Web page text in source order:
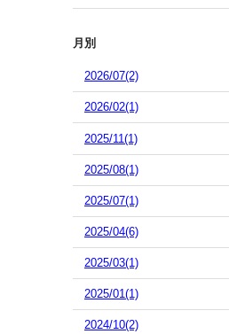
月別
2026/07(2)
2026/02(1)
2025/11(1)
2025/08(1)
2025/07(1)
2025/04(6)
2025/03(1)
2025/01(1)
2024/10(2)